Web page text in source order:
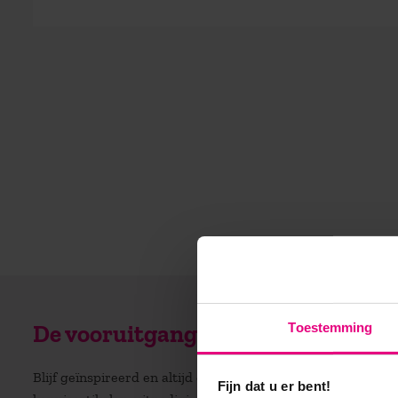
Toestemming
Fijn dat u er bent!
De vooruitgang voor zijn?
Blijf geïnspireerd en altijd op de hoogte! Ontvang